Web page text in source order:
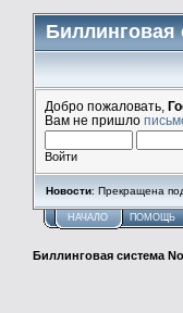
Биллинговая
Добро пожаловать,
Вам не пришло
Войти
Новости: Прекращена
НАЧАЛО ПОМОЩЬ
Биллинговая система